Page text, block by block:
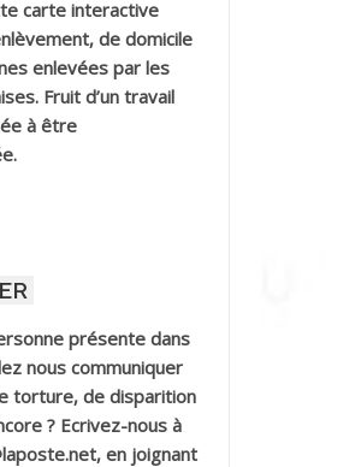
carte interactive
de domicile
enlevées par les
Fruit d’un travail
à être
présente dans
nous communiquer
torture, de disparition
? Ecrivez-nous à
en joignant